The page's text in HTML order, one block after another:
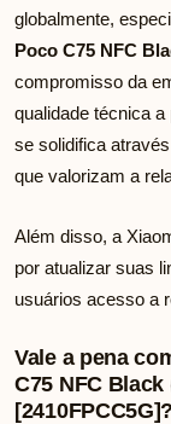
globalmente,
Poco C75 NFC
compromisso da
qualidade técnica
se solidifica
que valorizam a
Além disso, a
por atualizar suas
usuários acesso a
Vale a pena
C75 NFC Black
[2410FPCC5G]?